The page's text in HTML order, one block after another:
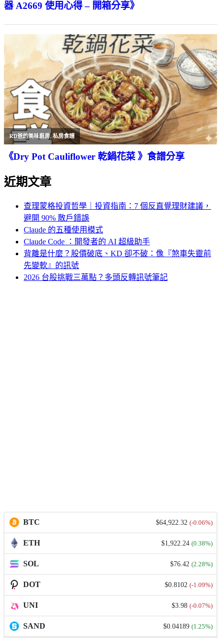
器 A2669 使用心得 – 開箱分享》
RD爸的美味廚房,私房食譜
《Dry Pot Cauliflower 乾鍋花菜 》食譜分享
近期文章
查理蒙格投資哲學｜投資指南：7 個反直覺理財建議，
避開 90% 散戶錯誤
Claude 的五種使用模式
Claude Code ：開發者的 AI 超級助手
背離是什麼？股價破底、KD 卻不破：像『煞車失靈前
先變軟』的訊號
2026 台股挑戰三萬點？多頭反轉訊號筆記
BTC $64,922.32 (-0.06%)
ETH $1,922.24 (0.38%)
SOL $76.42 (2.28%)
DOT $0.8102 (-1.09%)
UNI $3.98 (-0.07%)
SAND $0.04189 (1.25%)